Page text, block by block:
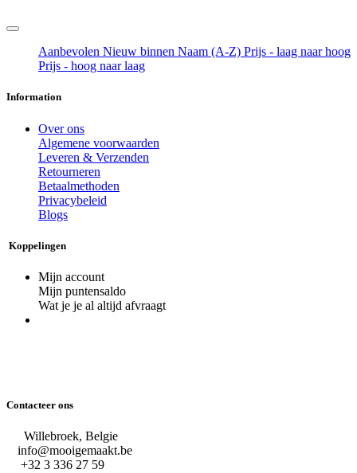
Aanbevolen Nieuw binnen Naam (A-Z) Prijs - laag naar hoog
Prijs - hoog naar laag
Information
Over ons
Algemene voorwaarden
Leveren & Verzenden
Retourneren
Betaalmethoden
Privacybeleid
Blogs
Koppelingen
Mijn account
Mijn puntensaldo
Wat je je al altijd afvraagt
Contacteer ons
Willebroek, Belgie
info@mooigemaakt.be
+32 3 336 27 59